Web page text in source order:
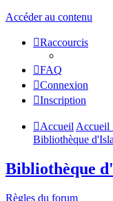
Accéder au contenu
Raccourcis
FAQ
Connexion
Inscription
Accueil Accueil
Bibliothèque
Bibliothèque
Règles du forum